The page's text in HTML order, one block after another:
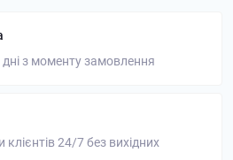
з моменту замовлення
24/7 без вихідних